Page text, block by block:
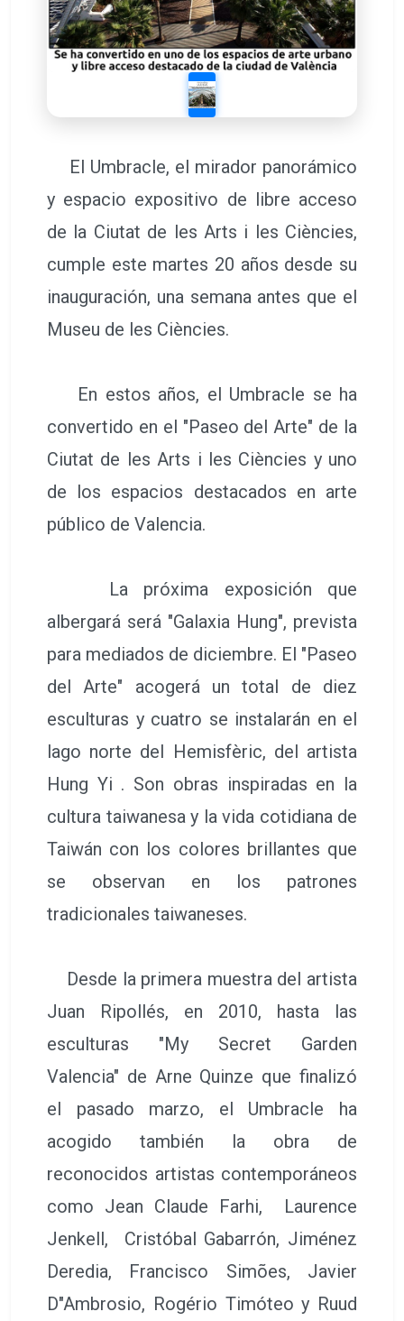
El Umbracle, el mirador panorámico
y espacio expositivo de libre acceso
de la Ciutat de les Arts i les Ciències,
cumple este martes 20 años desde su
inauguración, una semana antes que el
Museu de les Ciències.
En estos años, el Umbracle se ha
convertido en el "Paseo del Arte" de la
Ciutat de les Arts i les Ciències y uno
de los espacios destacados en arte
público de Valencia.
La próxima exposición que
albergará será "Galaxia Hung", prevista
para mediados de diciembre. El "Paseo
del Arte" acogerá un total de diez
esculturas y cuatro se instalarán en el
lago norte del Hemisfèric, del artista
Hung Yi . Son obras inspiradas en la
cultura taiwanesa y la vida cotidiana de
Taiwán con los colores brillantes que
se observan en los patrones
tradicionales taiwaneses.
Desde la primera muestra del artista
Juan Ripollés, en 2010, hasta las
esculturas "My Secret Garden
Valencia" de Arne Quinze que finalizó
el pasado marzo, el Umbracle ha
acogido también la obra de
reconocidos artistas contemporáneos
como Jean Claude Farhi, Laurence
Jenkell, Cristóbal Gabarrón, Jiménez
Deredia, Francisco Simões, Javier
D"Ambrosio, Rogério Timóteo y Ruud